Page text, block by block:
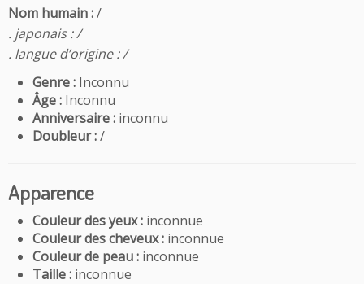
Nom humain :/
. japonais : /
. langue d’origine : /
Genre : Inconnu
Âge : Inconnu
Anniversaire : inconnu
Doubleur :/
Apparence
Couleur des yeux : inconnue
Couleur des cheveux : inconnue
Couleur de peau : inconnue
Taille : inconnue